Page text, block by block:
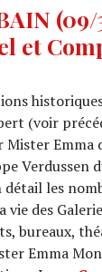
et
(voir
Mister Emma
Verdussen
les
vie des
bureaux,
Emma